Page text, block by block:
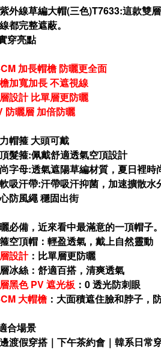
外線草編大帽(三色)T7633:這款雙
都完整遮蔽。
穿亮點
加長帽檐 防曬更全面
加寬加長 不遮視線
設計 比單層更防曬
防曬層 加倍防曬
帽箍 大頭可戴
髮箍:佩戴舒適透氣空頂設計
字母:透氣遮陽草編材質，夏日裡時
吸汗帶:汗帶吸汗抑菌，加速擴散
防風繩 穩固出街
必備，近來看中最滿意的一頂帽子。
空頂帽：輕盈透氣，戴上自然靈動
設計：比單層更防曬
冰絲：舒適百搭，清爽透氣
黑色 PV 遮光板 ：0 透光防刺眼
大帽檐：大面積遮住臉和脖子，
合場景
渡假穿搭｜ 下午茶約會｜ 韓系日常